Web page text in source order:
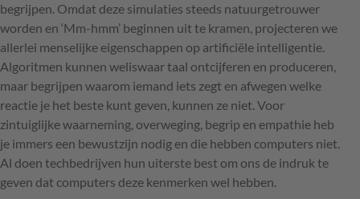
begrijpen. Omdat deze simulaties steeds natuurgetrouwer
worden en ‘Mm-hmm’ beginnen uit te kramen, projecteren we
allerlei menselijke eigenschappen op artificiële intelligentie.
Algoritmen kunnen weliswaar taal ontcijferen en produceren,
maar begrijpen waarom iemand iets zegt en afwegen welke
reactie je het beste kunt geven, kunnen ze niet. Voor
zintuiglijke waarneming, overweging, begrip en empathie heb
je immers een bewustzijn nodig en die hebben computers niet.
Al doen techbedrijven hun uiterste best om ons de indruk te
geven dat computers deze kenmerken wel hebben.